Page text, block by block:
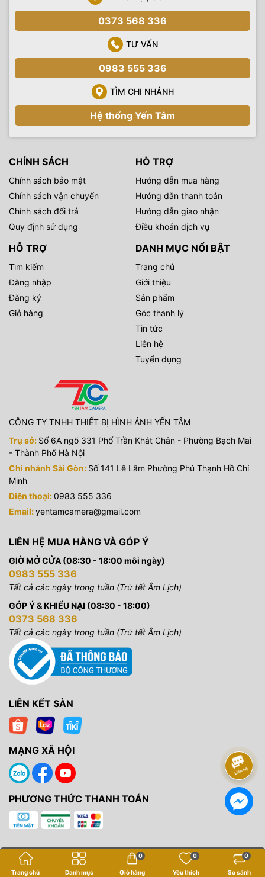
0373 568 336
TƯ VẤN
0983 555 336
TÌM CHI NHÁNH
Hệ thống Yến Tâm
CHÍNH SÁCH
Chính sách bảo mật
Chính sách vận chuyển
Chính sách đổi trả
Quy định sử dụng
HỖ TRỢ
Hướng dẫn mua hàng
Hướng dẫn thanh toán
Hướng dẫn giao nhận
Điều khoản dịch vụ
HỖ TRỢ
Tìm kiếm
Đăng nhập
Đăng ký
Giỏ hàng
DANH MỤC NỔI BẬT
Trang chủ
Giới thiệu
Sản phẩm
Góc thanh lý
Tin tức
Liên hệ
Tuyển dụng
CÔNG TY TNHH THIẾT BỊ HÌNH ẢNH YẾN TÂM
Trụ sở: Số 6A ngõ 331 Phố Trần Khát Chân - Phường Bạch Mai
- Thành Phố Hà Nội
Chi nhánh Sài Gòn: Số 141 Lê Lâm Phường Phú Thạnh Hồ Chí
Minh
Điện thoại:0983 555 336
Email:yentamcamera@gmail.com
LIÊN HỆ MUA HÀNG VÀ GÓP Ý
GIỜ MỞ CỬA (08:30 - 18:00 mỗi ngày)
0983 555 336
Tất cả các ngày trong tuần (Trừ tết Âm Lịch)
GÓP Ý & KHIẾU NẠI (08:30 - 18:00)
0373 568 336
Tất cả các ngày trong tuần (Trừ tết Âm Lịch)
LIÊN KẾT SÀN
MẠNG XÃ HỘI
PHƯƠNG THỨC THANH TOÁN
Bản quyền thuộc vềYến Tâm Camera
Trang chủ Danh mục Giỏ hàng
0
Yêu thích
0
So sánh
0